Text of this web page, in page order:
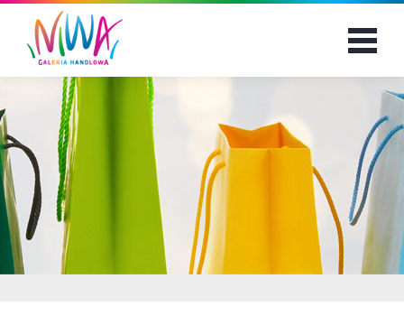
Usługi
Rozrywka
Promocje
Aktualności